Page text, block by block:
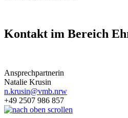
Kontakt im Bereich
Ansprechpartnerin
Natalie Krusin
n.krusin@vmb.nrw
+49 2507 986 857